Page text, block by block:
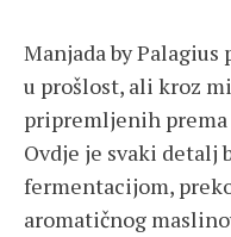
Manjada by
u prošlost, ali kroz
pripremljenih
Ovdje je svaki detalj
fermentacijom,
aromatičnog